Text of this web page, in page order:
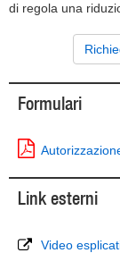
di regola una
Formulari
Link esterni
Video